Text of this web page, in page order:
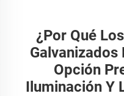
¿Por Qué
Galvanizados
Opción
Iluminación Y